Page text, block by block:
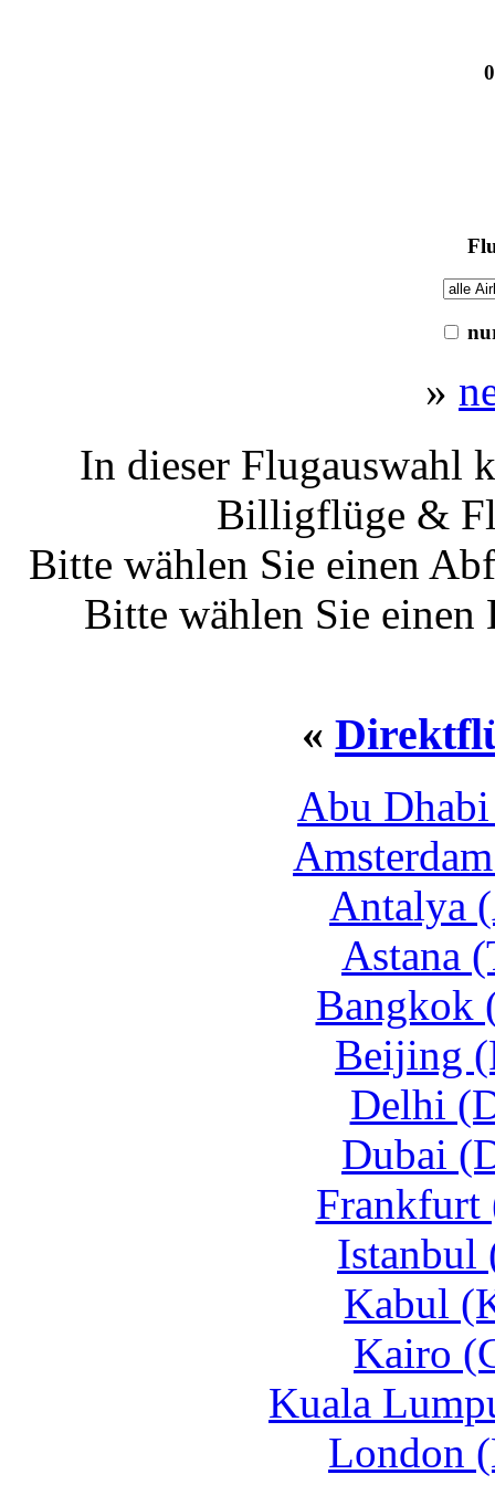
»
In dieser Flugauswahl
Billigflüge &
Bitte wählen Sie einen
Bitte wählen Sie
«
Abu
Antalya
Astana
Bangkok
Beijing
Delhi
Dubai
Istanbul
Kabul
Kairo
Kuala
London